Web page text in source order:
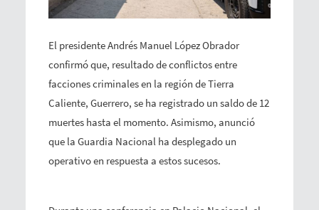
El presidente Andrés Manuel López Obrador
confirmó que, resultado de conflictos entre
facciones criminales en la región de Tierra
Caliente, Guerrero, se ha registrado un saldo de 12
muertes hasta el momento. Asimismo, anunció
que la Guardia Nacional ha desplegado un
operativo en respuesta a estos sucesos.